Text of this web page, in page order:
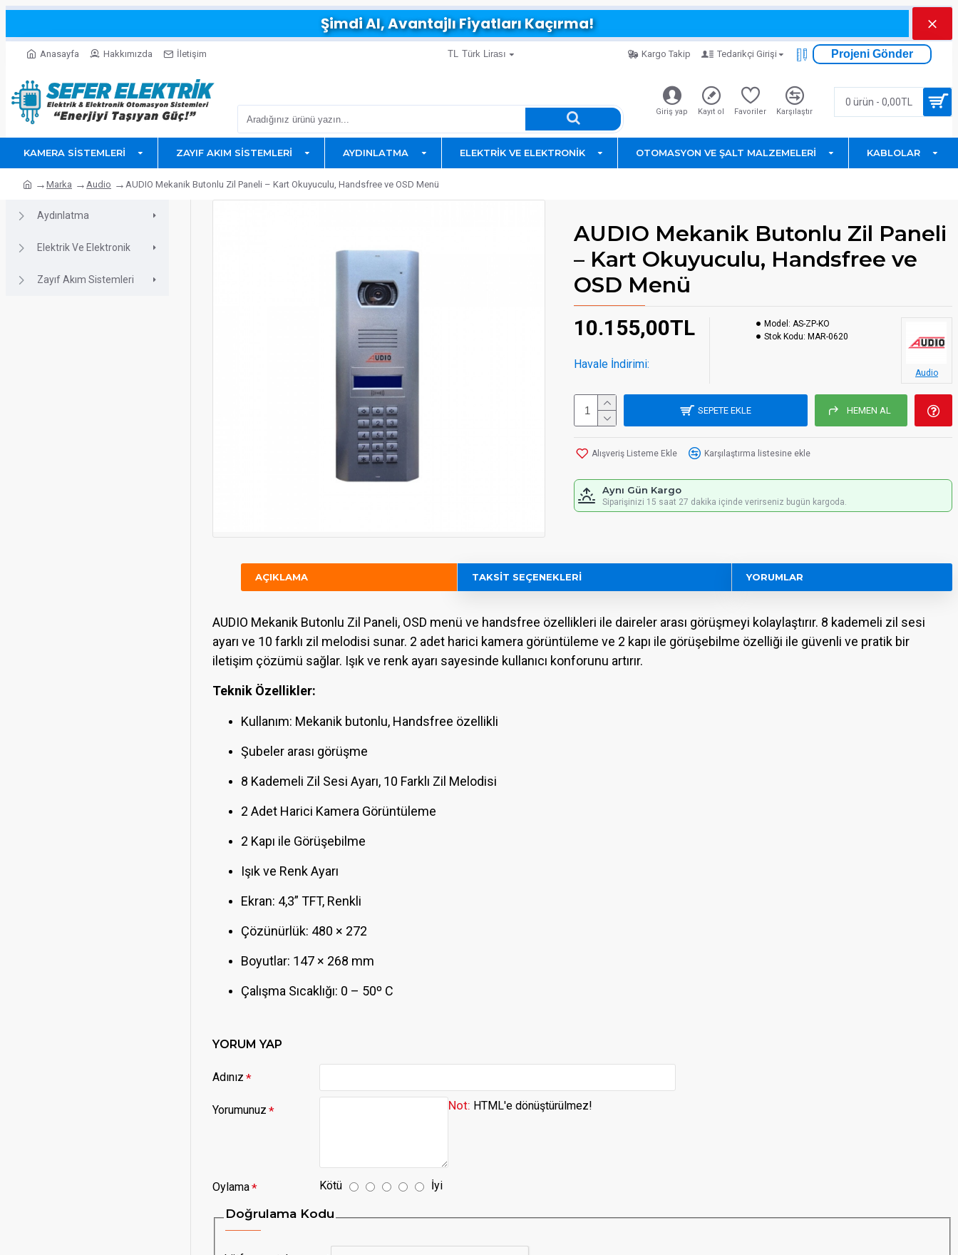
Şimdi Al, Avantajlı Fiyatları Kaçırma!
Anasayfa Hakkımızda İletişim TL Türk Lirası Kargo Takip Tedarikçi Girişi Projeni Gönder
Giriş yap Kayıt ol Favoriler Karşılaştır
0 ürün - 0,00TL
KAMERA SISTEMLERI ZAYIF AKIM SISTEMLERI AYDINLATMA ELEKTRIK VE ELEKTRONIK OTOMASYON VE ŞALT MALZEMELERI KABLOLAR
Marka Audio AUDIO Mekanik Butonlu Zil Paneli – Kart Okuyuculu, Handsfree ve OSD Menü
Aydınlatma
Elektrik Ve Elektronik
Zayıf Akım Sistemleri
AUDIO Mekanik Butonlu Zil Paneli
– Kart Okuyuculu, Handsfree ve
OSD Menü
10.155,00TL
Havale İndirimi:
Model: AS-ZP-KO
Stok Kodu: MAR-0620
Audio
SEPETE EKLE HEMEN AL
Alışveriş Listeme Ekle Karşılaştırma listesine ekle
Aynı Gün Kargo
Siparişinizi 15 saat 27 dakika içinde verirseniz bugün kargoda.
AÇIKLAMA TAKSIT SEÇENEKLERI YORUMLAR
AUDIO Mekanik Butonlu Zil Paneli, OSD menü ve handsfree özellikleri ile daireler arası görüşmeyi kolaylaştırır. 8 kademeli zil sesi
ayarı ve 10 farklı zil melodisi sunar. 2 adet harici kamera görüntüleme ve 2 kapı ile görüşebilme özelliği ile güvenli ve pratik bir
iletişim çözümü sağlar. Işık ve renk ayarı sayesinde kullanıcı konforunu artırır.
Teknik Özellikler:
Kullanım: Mekanik butonlu, Handsfree özellikli
Şubeler arası görüşme
8 Kademeli Zil Sesi Ayarı, 10 Farklı Zil Melodisi
2 Adet Harici Kamera Görüntüleme
2 Kapı ile Görüşebilme
Işık ve Renk Ayarı
Ekran: 4,3” TFT, Renkli
Çözünürlük: 480 × 272
Boyutlar: 147 × 268 mm
Çalışma Sıcaklığı: 0 – 50º C
YORUM YAP
Adınız
Yorumunuz Not: HTML'e dönüştürülmez!
Oylama Kötü İyi
Doğrulama Kodu